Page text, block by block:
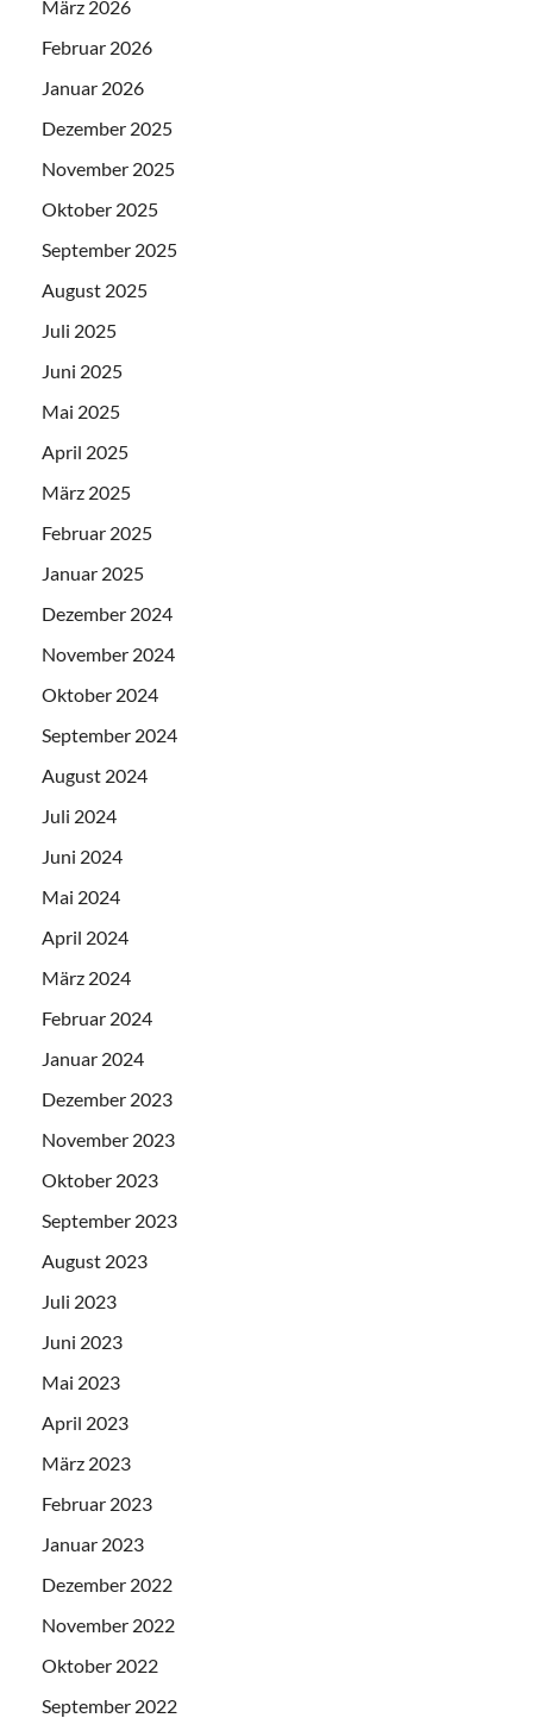
März 2026
Februar 2026
Januar 2026
Dezember 2025
November 2025
Oktober 2025
September 2025
August 2025
Juli 2025
Juni 2025
Mai 2025
April 2025
März 2025
Februar 2025
Januar 2025
Dezember 2024
November 2024
Oktober 2024
September 2024
August 2024
Juli 2024
Juni 2024
Mai 2024
April 2024
März 2024
Februar 2024
Januar 2024
Dezember 2023
November 2023
Oktober 2023
September 2023
August 2023
Juli 2023
Juni 2023
Mai 2023
April 2023
März 2023
Februar 2023
Januar 2023
Dezember 2022
November 2022
Oktober 2022
September 2022